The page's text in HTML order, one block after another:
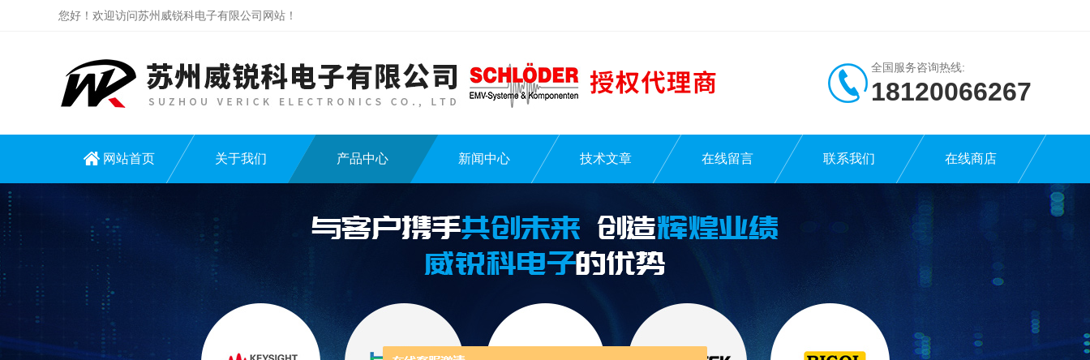
您好！欢迎访问苏州威锐科电子有限公司网站！
全国服务咨询热线:
18120066267
网站首页 关于我们 产品中心 新闻中心 技术文章 在线留言 联系我们 在线商店